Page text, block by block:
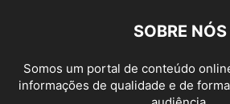
SOBRE NÓS
Somos um portal de conteúdo
informações de qualidade e de